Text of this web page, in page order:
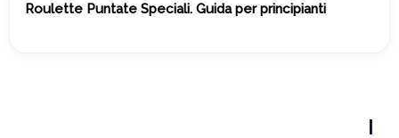
Roulette Puntate Speciali. Guida per principianti